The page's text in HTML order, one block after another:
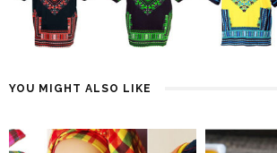
YOU MIGHT ALSO LIKE